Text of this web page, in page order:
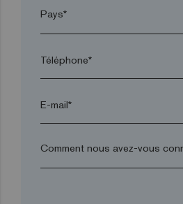
Téléphone*
E-mail*